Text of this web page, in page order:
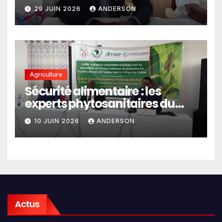
29 JUIN 2026 ANDERSON
Agriculture
Sécurité alimentaire : les
experts phytosanitaires du
Sahel et d’Afrique de l’Ouest
en conclave à Lomé
10 JUIN 2026 ANDERSON
Actus